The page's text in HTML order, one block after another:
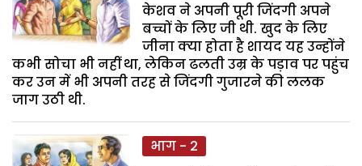
केशव ने अपनी पूरी जिंदगी अपने
बच्चों के लिए जी थी. खुद के लिए
जीना क्या होता है शायद यह उन्होंने
कभी सोचा भी नहीं था, लेकिन ढलती उम्र के पड़ाव पर पहुंच
कर उन में भी अपनी तरह से जिंदगी गुजारने की ललक
जाग उठी थी.
भाग - 2